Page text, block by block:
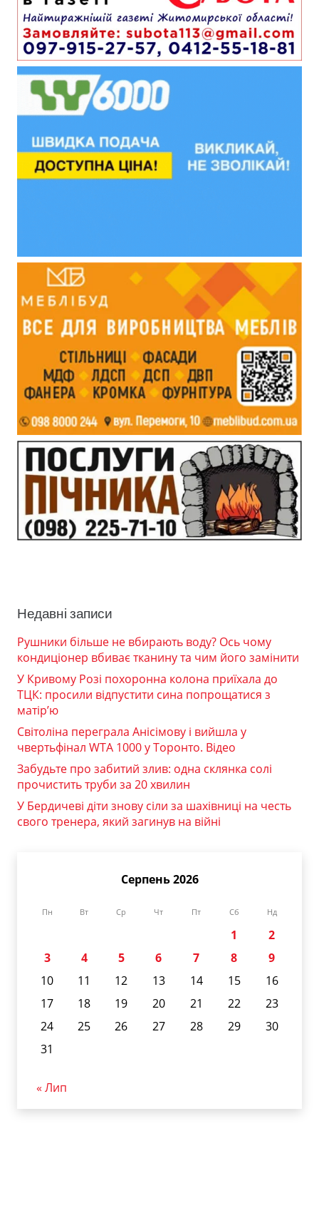
Недавні записи
Рушники більше не вбирають воду? Ось чому
кондиціонер вбиває тканину та чим його замінити
У Кривому Розі похоронна колона приїхала до
ТЦК: просили відпустити сина попрощатися з
матір’ю
Світоліна переграла Анісімову і вийшла у
чвертьфінал WTA 1000 у Торонто. Відео
Забудьте про забитий злив: одна склянка солі
прочистить труби за 20 хвилин
У Бердичеві діти знову сіли за шахівниці на честь
свого тренера, який загинув на війні
Серпень 2026
Пн Вт Ср Чт Пт Сб Нд
1
2
3
4 5 6 7 8
9
10
11 12 13 14 15
16
17
18 19 20 21 22
23
24
25 26 27 28 29
30
31
« Лип